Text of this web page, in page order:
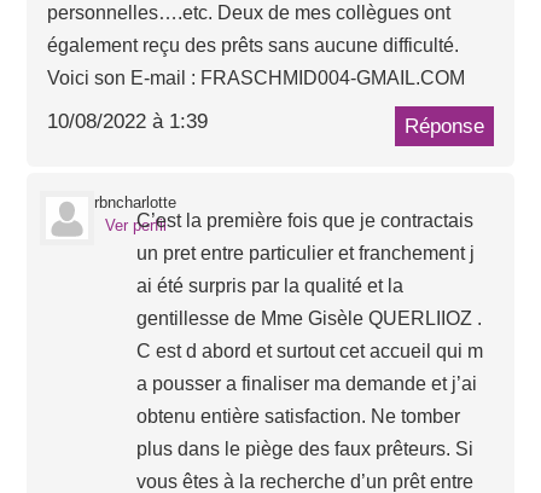
personnelles….etc. Deux de mes collègues ont
également reçu des prêts sans aucune difficulté.
Voici son E-mail : FRASCHMID004-GMAIL.COM
10/08/2022 à 1:39 Réponse
rbncharlotte
Ver perfilC’est la première fois que je contractais
un pret entre particulier et franchement j
ai été surpris par la qualité et la
gentillesse de Mme Gisèle QUERLIIOZ .
C est d abord et surtout cet accueil qui m
a pousser a finaliser ma demande et j’ai
obtenu entière satisfaction. Ne tomber
plus dans le piège des faux prêteurs. Si
vous êtes à la recherche d’un prêt entre